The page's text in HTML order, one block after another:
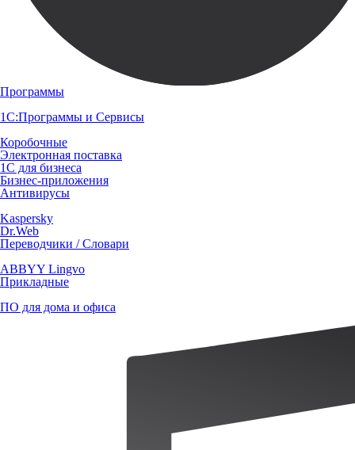
Программы
1С:Программы и Сервисы
Коробочные
Электронная поставка
1С для бизнеса
Бизнес-приложения
Антивирусы
Kaspersky
Dr.Web
Переводчики / Словари
ABBYY Lingvo
Прикладные
ПО для дома и офиса